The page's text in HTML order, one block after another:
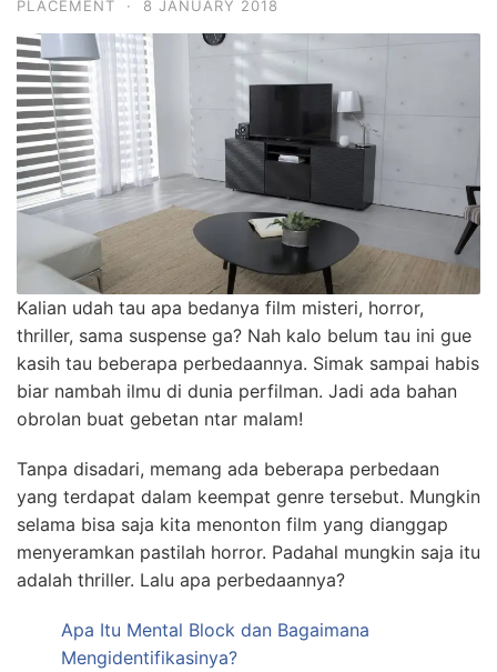
PLACEMENT · 8 JANUARY 2018
Kalian udah tau apa bedanya film misteri, horror,
thriller, sama suspense ga? Nah kalo belum tau ini gue
kasih tau beberapa perbedaannya. Simak sampai habis
biar nambah ilmu di dunia perfilman. Jadi ada bahan
obrolan buat gebetan ntar malam!
Tanpa disadari, memang ada beberapa perbedaan
yang terdapat dalam keempat genre tersebut. Mungkin
selama bisa saja kita menonton film yang dianggap
menyeramkan pastilah horror. Padahal mungkin saja itu
adalah thriller. Lalu apa perbedaannya?
Apa Itu Mental Block dan Bagaimana
Mengidentifikasinya?